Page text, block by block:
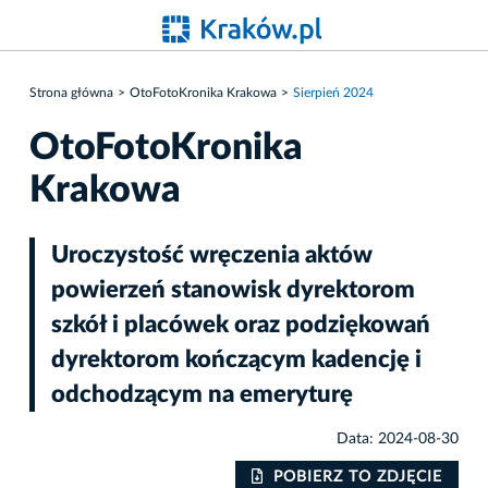
Strona główna OtoFotoKronika Krakowa Sierpień 2024
OtoFotoKronika
Krakowa
Uroczystość wręczenia aktów
powierzeń stanowisk dyrektorom
szkół i placówek oraz podziękowań
dyrektorom kończącym kadencję i
odchodzącym na emeryturę
Data: 2024-08-30
POBIERZ TO ZDJĘCIE